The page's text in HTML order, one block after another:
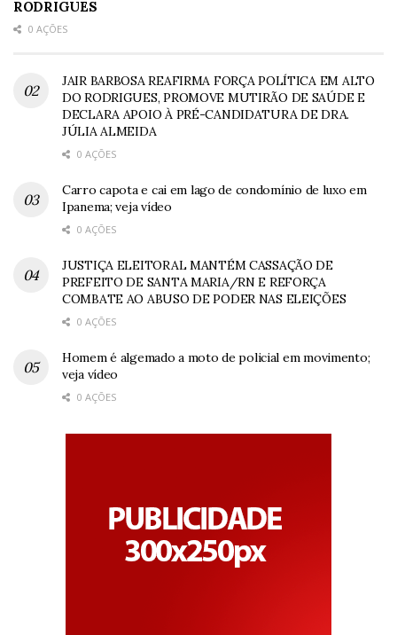
RODRIGUES
0 AÇÕES
JAIR BARBOSA REAFIRMA FORÇA POLÍTICA EM ALTO
DO RODRIGUES, PROMOVE MUTIRÃO DE SAÚDE E
DECLARA APOIO À PRÉ-CANDIDATURA DE DRA.
JÚLIA ALMEIDA
0 AÇÕES
Carro capota e cai em lago de condomínio de luxo em
Ipanema; veja vídeo
0 AÇÕES
JUSTIÇA ELEITORAL MANTÉM CASSAÇÃO DE
PREFEITO DE SANTA MARIA/RN E REFORÇA
COMBATE AO ABUSO DE PODER NAS ELEIÇÕES
0 AÇÕES
Homem é algemado a moto de policial em movimento;
veja vídeo
0 AÇÕES